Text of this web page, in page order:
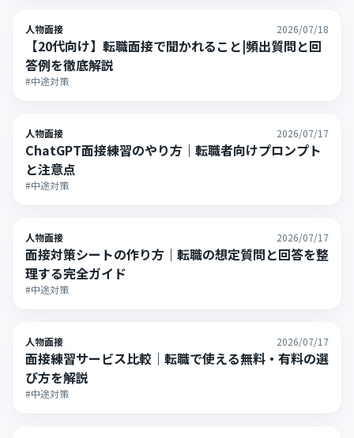
人物面接 2026/07/18
【20代向け】転職面接で聞かれること|頻出質問と回
答例を徹底解説
#中途対策
人物面接 2026/07/17
ChatGPT面接練習のやり方｜転職者向けプロンプト
と注意点
#中途対策
人物面接 2026/07/17
面接対策シートの作り方｜転職の想定質問と回答を整
理する完全ガイド
#中途対策
人物面接 2026/07/17
面接練習サービス比較｜転職で使える無料・有料の選
び方を解説
#中途対策